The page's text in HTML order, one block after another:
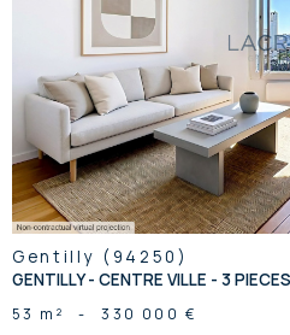
voir
Gentilly (94250)
GENTILLY - CENTRE VILLE - 3 PIECES
53 m² - 330 000 €